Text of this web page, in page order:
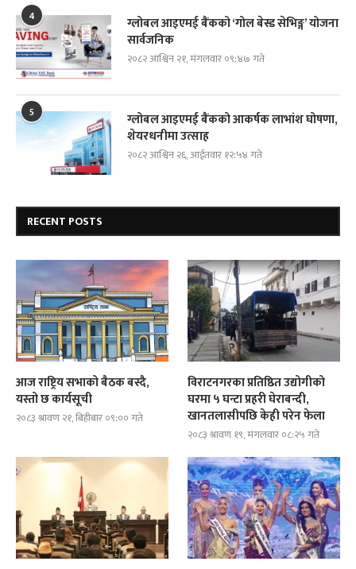
4
ग्लोबल आइएमई बैंकको ‘गोल बेस्ड सेभिङ्ग’ योजना
सार्वजनिक
२०८२ आश्विन २१, मंगलवार ०९:४७ गते
5
ग्लोबल आइएमई बैंकको आकर्षक लाभांश घोषणा,
शेयरधनीमा उत्साह
२०८२ आश्विन २६, आईतवार १२:५४ गते
RECENT POSTS
आज राष्ट्रिय सभाको बैठक बस्दै,
यस्तो छ कार्यसूची
२०८३ श्रावण २१, बिहीबार ०९:०० गते
विराटनगरका प्रतिष्ठित उद्योगीको
घरमा ५ घन्टा प्रहरी घेराबन्दी,
खानतलासीपछि केही परेन फेला
२०८३ श्रावण १९, मंगलवार ०८:२५ गते